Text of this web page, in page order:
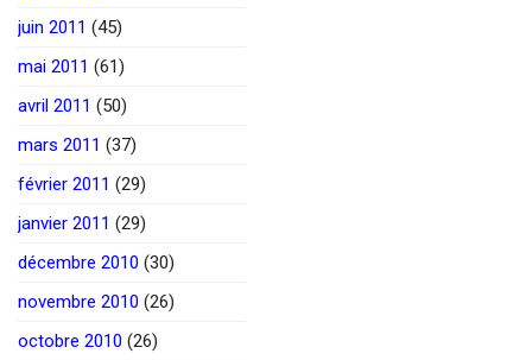
juin 2011 (45)
mai 2011 (61)
avril 2011 (50)
mars 2011 (37)
février 2011 (29)
janvier 2011 (29)
décembre 2010 (30)
novembre 2010 (26)
octobre 2010 (26)